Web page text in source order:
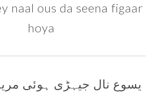
naal ous da seena figaar
hoya
یسوع نال جیہڑی ہوئی